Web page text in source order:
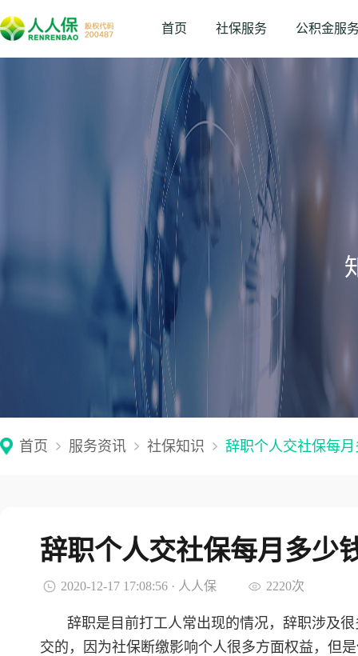
首页 社保服务 公积金服
首页 服务资讯 社保知识 辞职个人交社保每
辞职个人交社保每月多少
2020-12-17 17:08:56 · 人人保 2220次
辞职是目前打工人常出现的情况，辞职涉及
交的，因为社保断缴影响个人很多方面权益，但